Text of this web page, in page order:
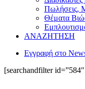
Πωλήσεις,
Θέματα
ΑΝΑΖΗΤΗΣΗ
Εγγραφή στο
[searchandfilter